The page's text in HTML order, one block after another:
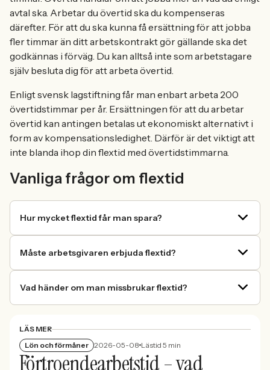
avtal ska. Arbetar du övertid ska du kompenseras
därefter. För att du ska kunna få ersättning för att jobba
fler timmar än ditt arbetskontrakt gör gällande ska det
godkännas i förväg. Du kan alltså inte som arbetstagare
själv besluta dig för att arbeta övertid.
Enligt svensk lagstiftning får man enbart arbeta 200
övertidstimmar per år. Ersättningen för att du arbetar
övertid kan antingen betalas ut ekonomiskt alternativt i
form av kompensationsledighet. Därför är det viktigt att
inte blanda ihop din flextid med övertidstimmarna.
Vanliga frågor om flextid
Hur mycket flextid får man spara?
Måste arbetsgivaren erbjuda flextid?
Vad händer om man missbrukar flextid?
LÄS MER
Lön och förmåner 2026-05-08 Lästid 5 min
Förtroendearbetstid – vad